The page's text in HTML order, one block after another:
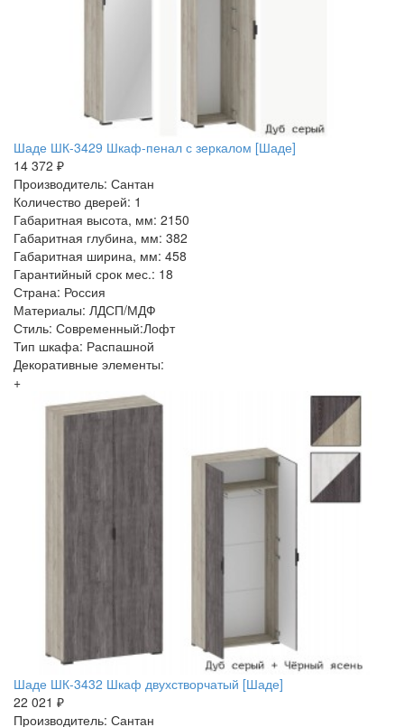
Шаде ШК-3429 Шкаф-пенал с зеркалом [Шаде]
14 372 ₽
Производитель: Сантан
Количество дверей: 1
Габаритная высота, мм: 2150
Габаритная глубина, мм: 382
Габаритная ширина, мм: 458
Гарантийный срок мес.: 18
Страна: Россия
Материалы: ЛДСП/МДФ
Стиль: Современный:Лофт
Тип шкафа: Распашной
Декоративные элементы:
+
Шаде ШК-3432 Шкаф двухстворчатый [Шаде]
22 021 ₽
Производитель: Сантан